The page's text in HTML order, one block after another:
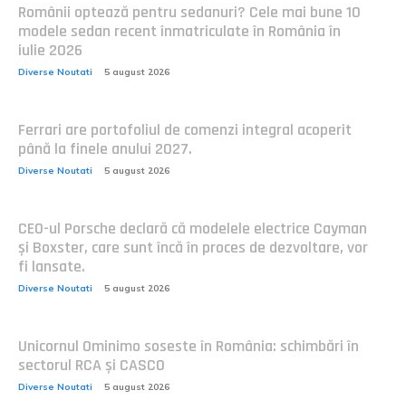
Românii optează pentru sedanuri? Cele mai bune 10
modele sedan recent înmatriculate în România în
iulie 2026
Diverse Noutati 5 august 2026
Ferrari are portofoliul de comenzi integral acoperit
până la finele anului 2027.
Diverse Noutati 5 august 2026
CEO-ul Porsche declară că modelele electrice Cayman
și Boxster, care sunt încă în proces de dezvoltare, vor
fi lansate.
Diverse Noutati 5 august 2026
Unicornul Ominimo soseste în România: schimbări în
sectorul RCA și CASCO
Diverse Noutati 5 august 2026